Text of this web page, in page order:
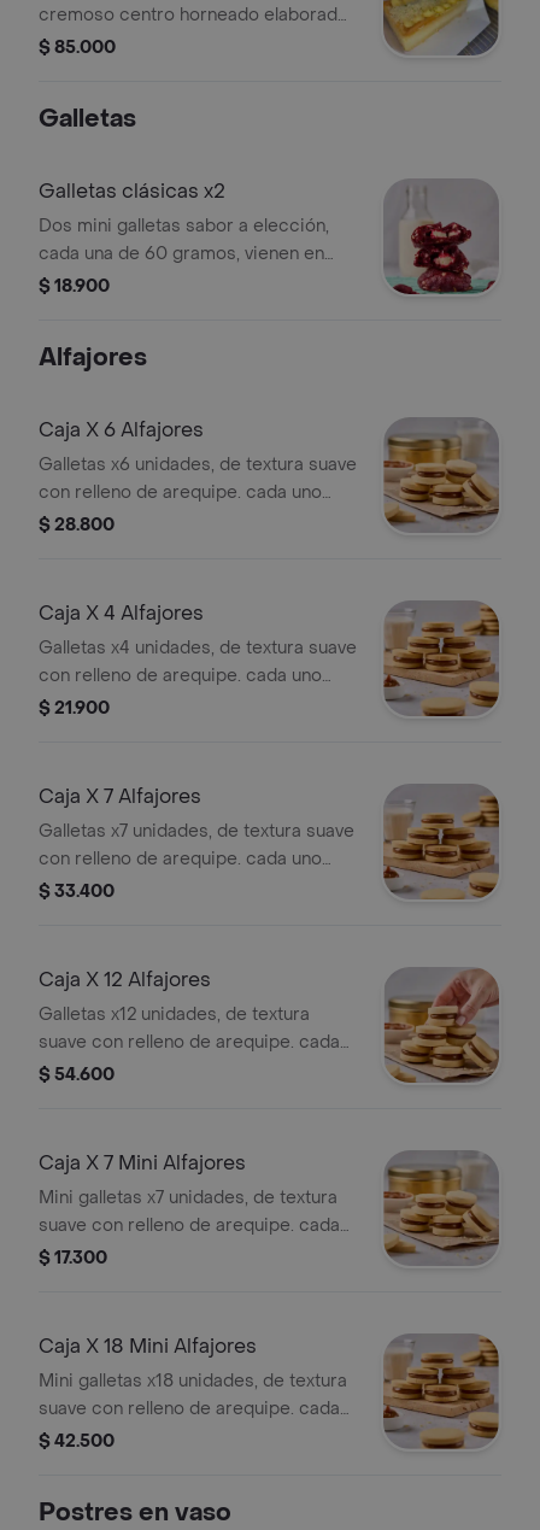
cremoso centro horneado elaborado
con queso philadelphia mezclado con
mantequilla).
$ 85.000
Galletas
Galletas clásicas x2
Dos mini galletas sabor a elección,
cada una de 60 gramos, vienen en
una caja de 13x7 cms.
$ 18.900
Alfajores
Caja X 6 Alfajores
Galletas x6 unidades, de textura suave
con relleno de arequipe. cada uno
mide 5 cm de diámetro.
$ 28.800
Caja X 4 Alfajores
Galletas x4 unidades, de textura suave
con relleno de arequipe. cada uno
mide 5 cm de diámetro.
$ 21.900
Caja X 7 Alfajores
Galletas x7 unidades, de textura suave
con relleno de arequipe. cada uno
mide 5 cm de diámetro.
$ 33.400
Caja X 12 Alfajores
Galletas x12 unidades, de textura
suave con relleno de arequipe. cada
uno mide 5 cm de diámetro.
$ 54.600
Caja X 7 Mini Alfajores
Mini galletas x7 unidades, de textura
suave con relleno de arequipe. cada
uno mide 3.5 cm de diámetro.
$ 17.300
Caja X 18 Mini Alfajores
Mini galletas x18 unidades, de textura
suave con relleno de arequipe. cada
uno mide 3.5 cm de diámetro.
$ 42.500
Postres en vaso